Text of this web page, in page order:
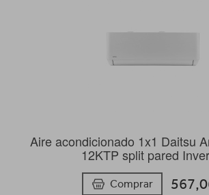
Aire acondicionado 1x1 Daitsu
12KTP split pared
Comprar